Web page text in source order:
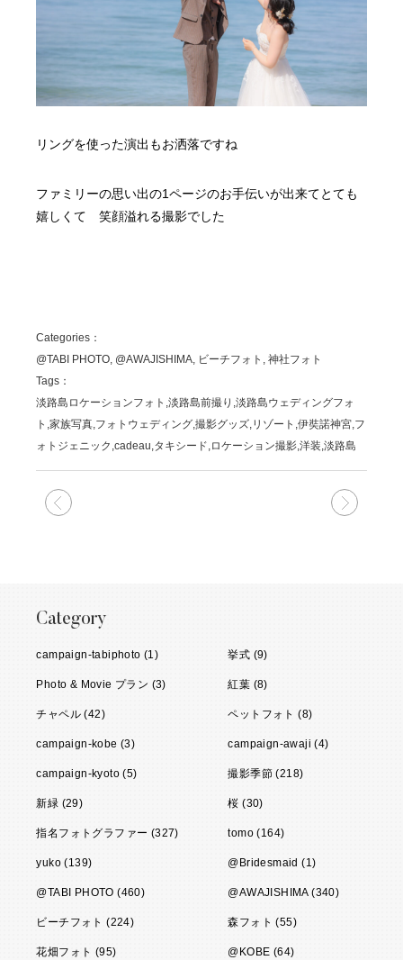
リングを使った演出もお洒落ですね
ファミリーの思い出の1ページのお手伝いが出来てとても
嬉しくて 笑顔溢れる撮影でした
Categories：
@TABI PHOTO, @AWAJISHIMA, ビーチフォト, 神社フォト
Tags：
淡路島ロケーションフォト,淡路島前撮り,淡路島ウェディングフォ
ト,家族写真,フォトウェディング,撮影グッズ,リゾート,伊奘諾神宮,フ
ォトジェニック,cadeau,タキシード,ロケーション撮影,洋装,淡路島
前の記
Category
campaign-tabiphoto (1) 挙式 (9)
Photo & Movie プラン (3) 紅葉 (8)
チャペル (42) ペットフォト (8)
campaign-kobe (3) campaign-awaji (4)
campaign-kyoto (5) 撮影季節 (218)
新緑 (29) 桜 (30)
指名フォトグラファー (327) tomo (164)
yuko (139) @Bridesmaid (1)
@TABI PHOTO (460) @AWAJISHIMA (340)
ビーチフォト (224) 森フォト (55)
花畑フォト (95) @KOBE (64)